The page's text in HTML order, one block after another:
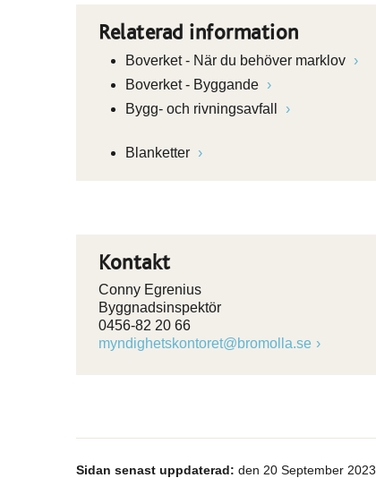
Relaterad information
Boverket - När du behöver marklov
Boverket - Byggande
Bygg- och rivningsavfall
Blanketter
Kontakt
Conny Egrenius
Byggnadsinspektör
0456-82 20 66
myndighetskontoret@bromolla.se
Sidan senast uppdaterad: den 20 September 2023